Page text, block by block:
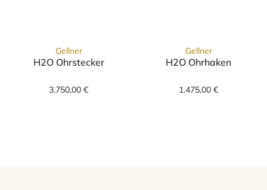
Gellner
H2O Ohrstecker
3.750,00 €
Gellner
H2O Ohrhaken
1.475,00 €